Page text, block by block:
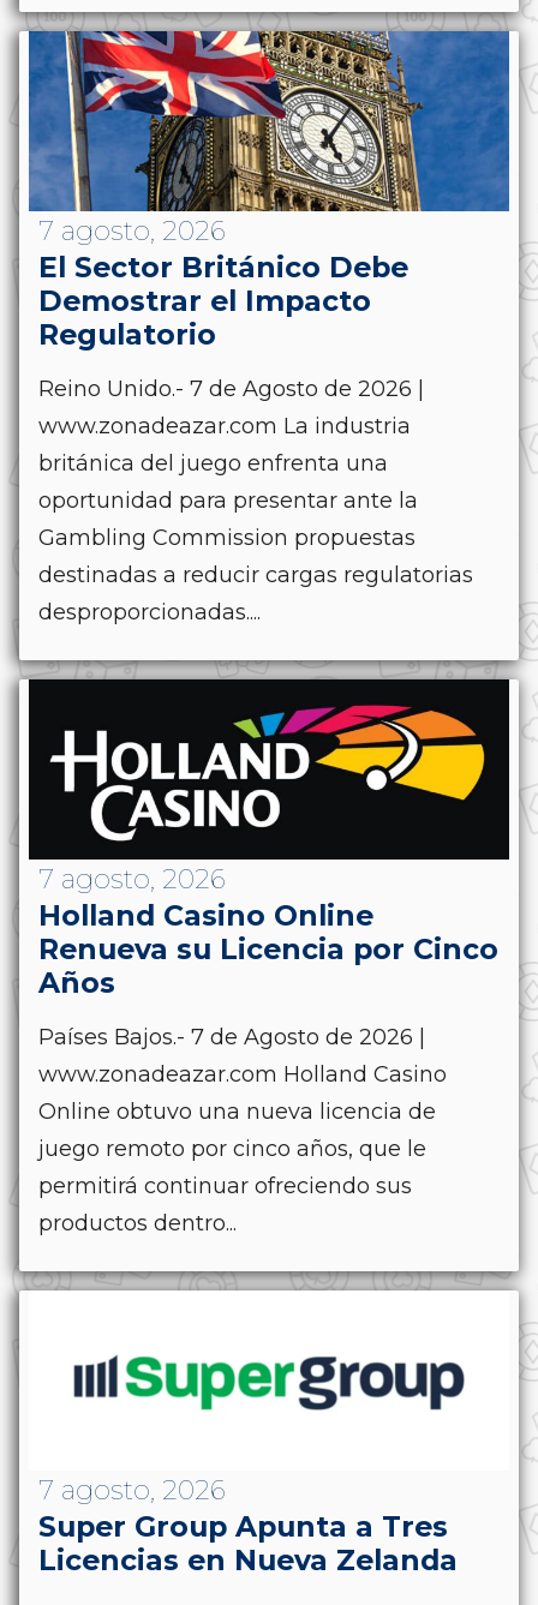
7 agosto, 2026
El Sector Británico Debe
Demostrar el Impacto
Regulatorio
Reino Unido.- 7 de Agosto de 2026 |
www.zonadeazar.com La industria
británica del juego enfrenta una
oportunidad para presentar ante la
Gambling Commission propuestas
destinadas a reducir cargas regulatorias
desproporcionadas....
7 agosto, 2026
Holland Casino Online
Renueva su Licencia por Cinco
Años
Países Bajos.- 7 de Agosto de 2026 |
www.zonadeazar.com Holland Casino
Online obtuvo una nueva licencia de
juego remoto por cinco años, que le
permitirá continuar ofreciendo sus
productos dentro...
7 agosto, 2026
Super Group Apunta a Tres
Licencias en Nueva Zelanda